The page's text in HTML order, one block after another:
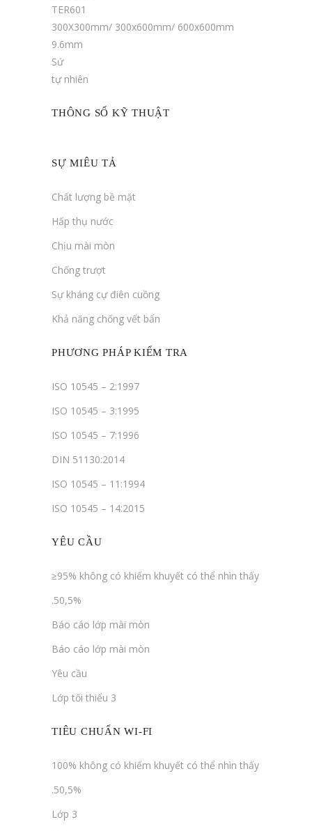
TER601
300X300mm/ 300x600mm/ 600x600mm
9.6mm
Sứ
tự nhiên
THÔNG SỐ KỸ THUẬT
SỰ MIÊU TẢ
Chất lượng bề mặt
Hấp thụ nước
Chịu mài mòn
Chống trượt
Sự kháng cự điên cuồng
Khả năng chống vết bẩn
PHƯƠNG PHÁP KIỂM TRA
ISO 10545 – 2:1997
ISO 10545 – 3:1995
ISO 10545 – 7:1996
DIN 51130:2014
ISO 10545 – 11:1994
ISO 10545 – 14:2015
YÊU CẦU
≥95% không có khiếm khuyết có thể nhìn thấy
.50,5%
Báo cáo lớp mài mòn
Báo cáo lớp mài mòn
Yêu cầu
Lớp tối thiểu 3
TIÊU CHUẨN WI-FI
100% không có khiếm khuyết có thể nhìn thấy
.50,5%
Lớp 3